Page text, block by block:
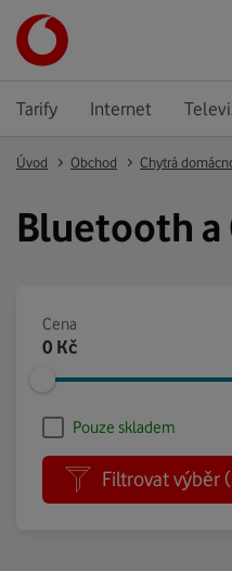
Tarify Internet
Úvod Obchod Chytrá
Bluetooth a
Cena
0 Kč
Pouze skladem
Filtrovat výběr